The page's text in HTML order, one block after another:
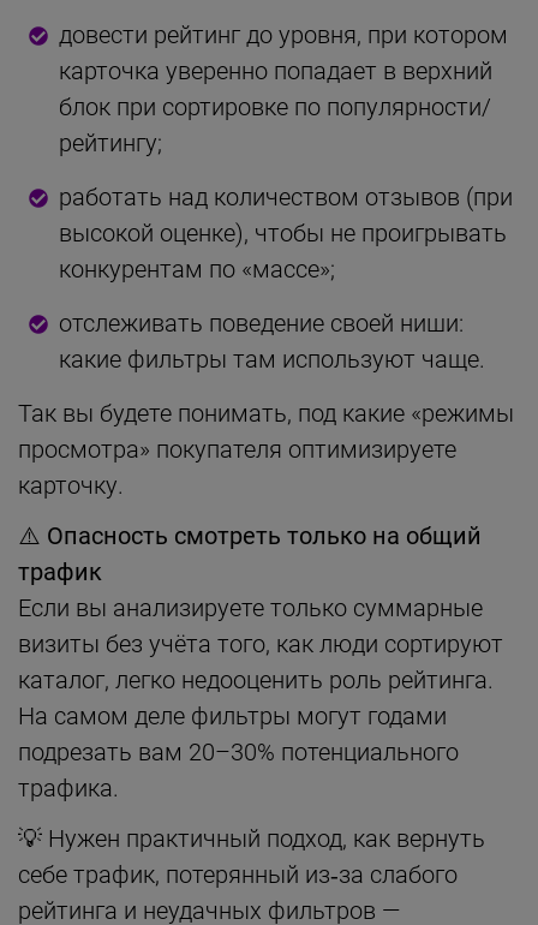
довести рейтинг до уровня, при котором
карточка уверенно попадает в верхний
блок при сортировке по популярности/
рейтингу;
работать над количеством отзывов (при
высокой оценке), чтобы не проигрывать
конкурентам по «массе»;
отслеживать поведение своей ниши:
какие фильтры там используют чаще.
Так вы будете понимать, под какие «режимы
просмотра» покупателя оптимизируете
карточку.
⚠️ Опасность смотреть только на общий
трафик
Если вы анализируете только суммарные
визиты без учёта того, как люди сортируют
каталог, легко недооценить роль рейтинга.
На самом деле фильтры могут годами
подрезать вам 20–30% потенциального
трафика.
💡 Нужен практичный подход, как вернуть
себе трафик, потерянный из‑за слабого
рейтинга и неудачных фильтров —